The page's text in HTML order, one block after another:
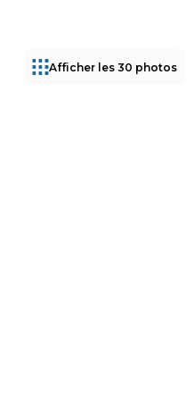
Afficher les 30 photos